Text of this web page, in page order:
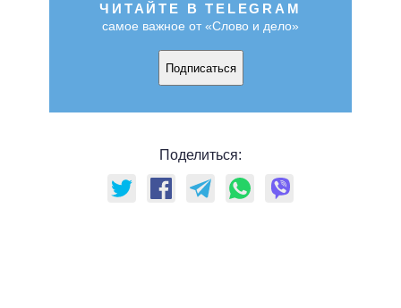
ЧИТАЙТЕ В TELEGRAM
самое важное от «Слово и дело»
Подписаться
Поделиться: